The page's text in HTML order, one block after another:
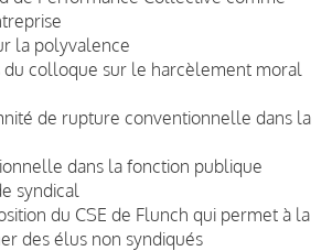
la polyvalence
du colloque sur le harcèlement moral
de rupture conventionnelle dans la
dans la fonction publique
syndical
du CSE de Flunch qui permet à la
des élus non syndiqués